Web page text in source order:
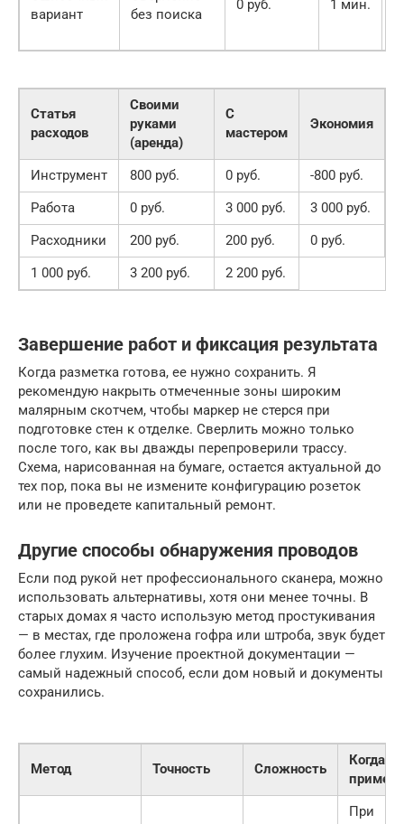
вариант
без поиска
0 руб. 1 мин.
Статья
расходов
Своими
руками
(аренда)
С
мастером
Экономия
Инструмент 800 руб. 0 руб.
-800 руб.
Работа
0 руб. 3 000 руб.
3 000 руб.
Расходники
200 руб. 200 руб.
0 руб.
1 000 руб.
3 200 руб. 2 200 руб.
Завершение работ и фиксация результата
Когда разметка готова, ее нужно сохранить. Я
рекомендую накрыть отмеченные зоны широким
малярным скотчем, чтобы маркер не стерся при
подготовке стен к отделке. Сверлить можно только
после того, как вы дважды перепроверили трассу.
Схема, нарисованная на бумаге, остается актуальной до
тех пор, пока вы не измените конфигурацию розеток
или не проведете капитальный ремонт.
Другие способы обнаружения проводов
Если под рукой нет профессионального сканера, можно
использовать альтернативы, хотя они менее точны. В
старых домах я часто использую метод простукивания
— в местах, где проложена гофра или штроба, звук будет
более глухим. Изучение проектной документации —
самый надежный способ, если дом новый и документы
сохранились.
Метод Точность Сложность
Когда
При